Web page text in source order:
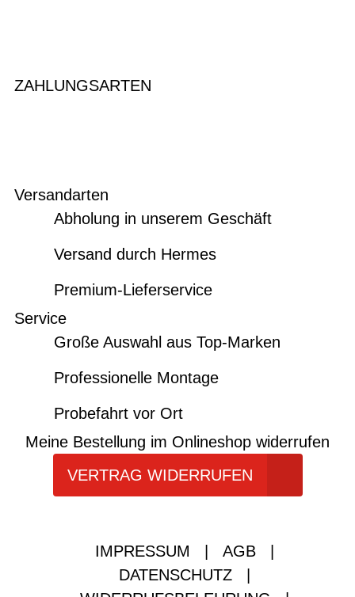
ZAHLUNGSARTEN
Versandarten
Abholung in unserem Geschäft
Versand durch Hermes
Premium-Lieferservice
Service
Große Auswahl aus Top-Marken
Professionelle Montage
Probefahrt vor Ort
Meine Bestellung im Onlineshop widerrufen
VERTRAG WIDERRUFEN
IMPRESSUM AGB
DATENSCHUTZ